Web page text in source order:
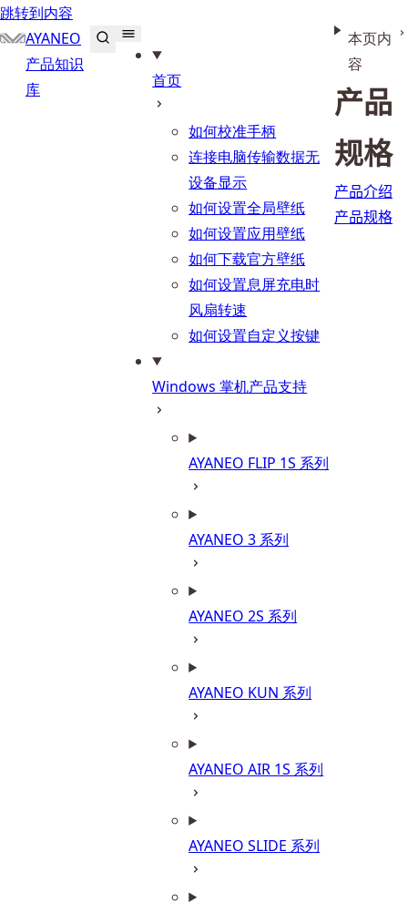
跳转到内容
AYANEO
产品知识
库
首页
如何校准手柄
连接电脑传输数据无
设备显示
如何设置全局壁纸
如何设置应用壁纸
如何下载官方壁纸
如何设置息屏充电时
风扇转速
如何设置自定义按键
Windows 掌机产品支持
AYANEO FLIP 1S 系列
AYANEO 3 系列
AYANEO 2S 系列
AYANEO KUN 系列
AYANEO AIR 1S 系列
AYANEO SLIDE 系列
本页内
容
产品
规格
产品介绍
产品规格